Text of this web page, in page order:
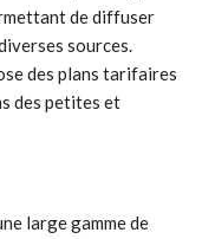
de diffuser
sources.
des plans tarifaires
des petites et
large gamme de